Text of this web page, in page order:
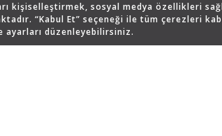
kişiselleştirmek, sosyal medya özellikleri
“Kabul Et” seçeneği ile tüm çerezleri
ayarları düzenleyebilirsiniz.